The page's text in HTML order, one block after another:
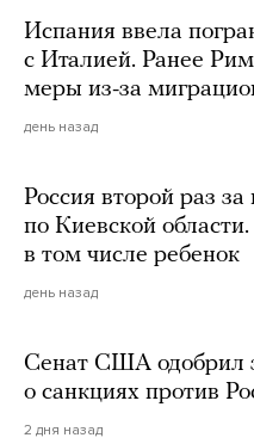
Испания ввела
с Италией. Ранее
меры из-за
день назад
Россия второй раз
по Киевской
в том числе ребенок
день назад
Сенат США одобрил
о санкциях против
2 дня назад